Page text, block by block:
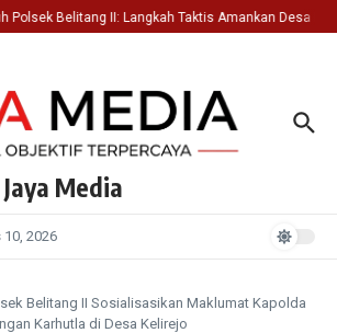
Polsek Belitang II: Langkah Taktis Amankan Desa
Jaya Media
2026
Belitang II Sosialisasikan Maklumat Kapolda
Karhutla di Desa Kelirejo